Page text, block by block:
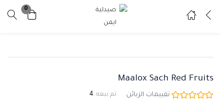
0
تسجيل
ادخل اسم المستخدم وكلمة المرور للدخول.
Maalox Sach Red Fruits
تقييمات الزبائن تم بيعه :4